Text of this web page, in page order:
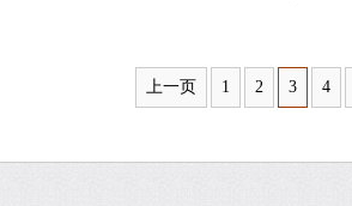
上一页 1 2 3 4